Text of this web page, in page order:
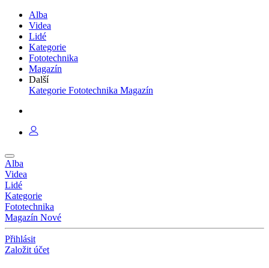
Alba
Videa
Lidé
Kategorie
Fototechnika
Magazín
Další
Kategorie Fototechnika Magazín
Alba
Videa
Lidé
Kategorie
Fototechnika
Magazín Nové
Přihlásit
Založit účet